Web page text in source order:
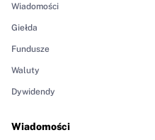
Wiadomości
Giełda
Fundusze
Waluty
Dywidendy
Wiadomości